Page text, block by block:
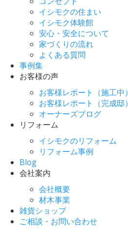
イシモクの住まい
イシモク体験館
安心・安全について
家づくりの流れ
よくある質問
事例集
お客様の声
お客様レポート（施工中）
お客様レポート（完成邸）
オーナーズブログ
リフォーム
イシモクのリフォーム
リフォーム事例
Blog
会社案内
会社概要
材木事業
雑貨ショップ
ご相談・お問い合わせ